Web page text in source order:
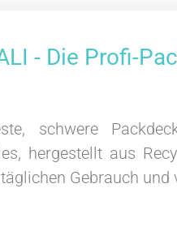
- Die Profi-
schwere
hergestellt aus
Gebrauch und